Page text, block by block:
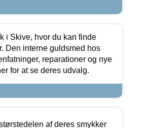
i Skive, hvor du kan finde
Den interne guldsmed hos
reparationer og nye
for at se deres udvalg.
af deres smykker